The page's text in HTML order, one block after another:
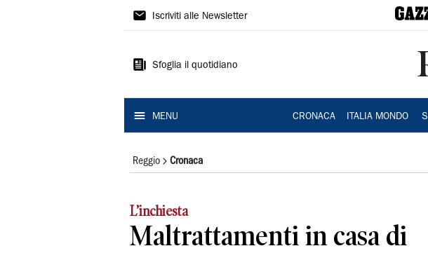
Gazzetta
Reggio
Iscriviti alle Newsletter
Sfoglia il quotidiano
MENU CRONACA ITALIA MONDO
Reggio Cronaca
L’inchiesta
Maltrattamenti in casa di